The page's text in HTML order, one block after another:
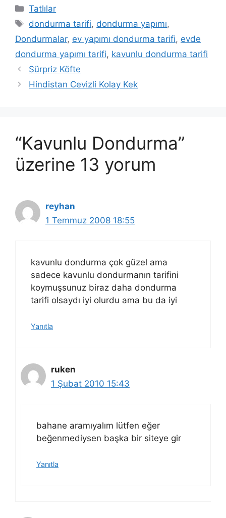
Kategoriler
Tatlılar
Etiketler
dondurma tarifi, dondurma yapımı,
Dondurmalar, ev yapımı dondurma tarifi, evde
dondurma yapımı tarifi, kavunlu dondurma tarifi
Sürpriz Köfte
Hindistan Cevizli Kolay Kek
“Kavunlu Dondurma”
üzerine 13 yorum
reyhan
1 Temmuz 2008 18:55
kavunlu dondurma çok güzel ama
sadece kavunlu dondurmanın tarifini
koymuşsunuz biraz daha dondurma
tarifi olsaydı iyi olurdu ama bu da iyi
Yanıtla
ruken
1 Şubat 2010 15:43
bahane aramıyalım lütfen eğer
beğenmediysen başka bir siteye gir
Yanıtla